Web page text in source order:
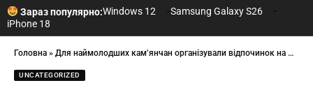
Зараз популярно:Windows 12
Samsung Galaxy S26
iPhone 18
Головна » Для наймолодших кам’янчан організували відпочинок на Дністрі
UNCATEGORIZED